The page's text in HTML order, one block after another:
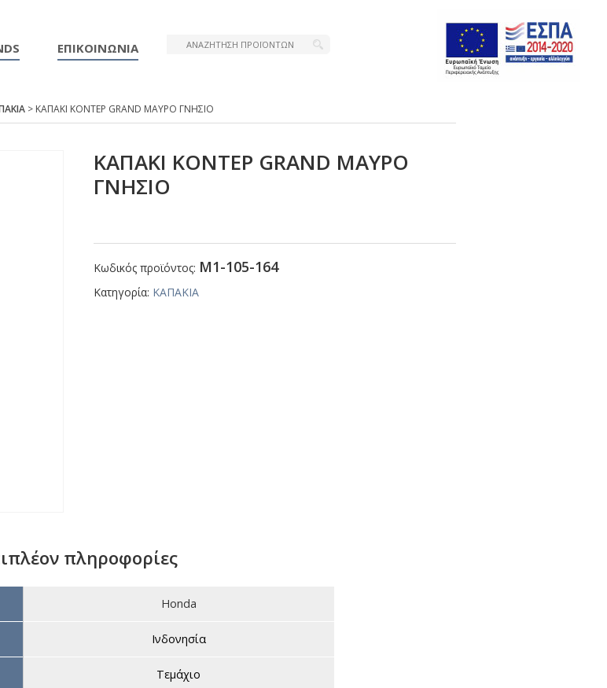
ΕΠΙΚΟΙΝΩΝΙΑ
> ΚΑΠΑΚΙ ΚΟΝΤΕΡ GRΑΝD ΜΑΥΡΟ ΓΝΗΣΙΟ
ΚΑΠΑΚΙ ΚΟΝΤΕΡ GRΑΝD ΜΑΥΡΟ
ΓΝΗΣΙΟ
Κωδικός προϊόντος: Μ1-105-164
Κατηγορία: ΚΑΠΑΚΙΑ
πληροφορίες
Honda
Ινδονησία
Τεμάχιο